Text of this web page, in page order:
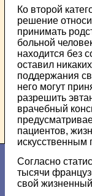
Ко второй
решение
принимать
больной
находится без
оставил
поддержания
него могут
разрешить
врачебный
пациентов,
искусственным
Согласно
тысячи
свой